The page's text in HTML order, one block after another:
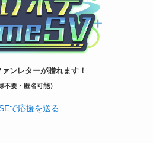
ンレターが贈れます！
不要・匿名可能）
で応援を送る